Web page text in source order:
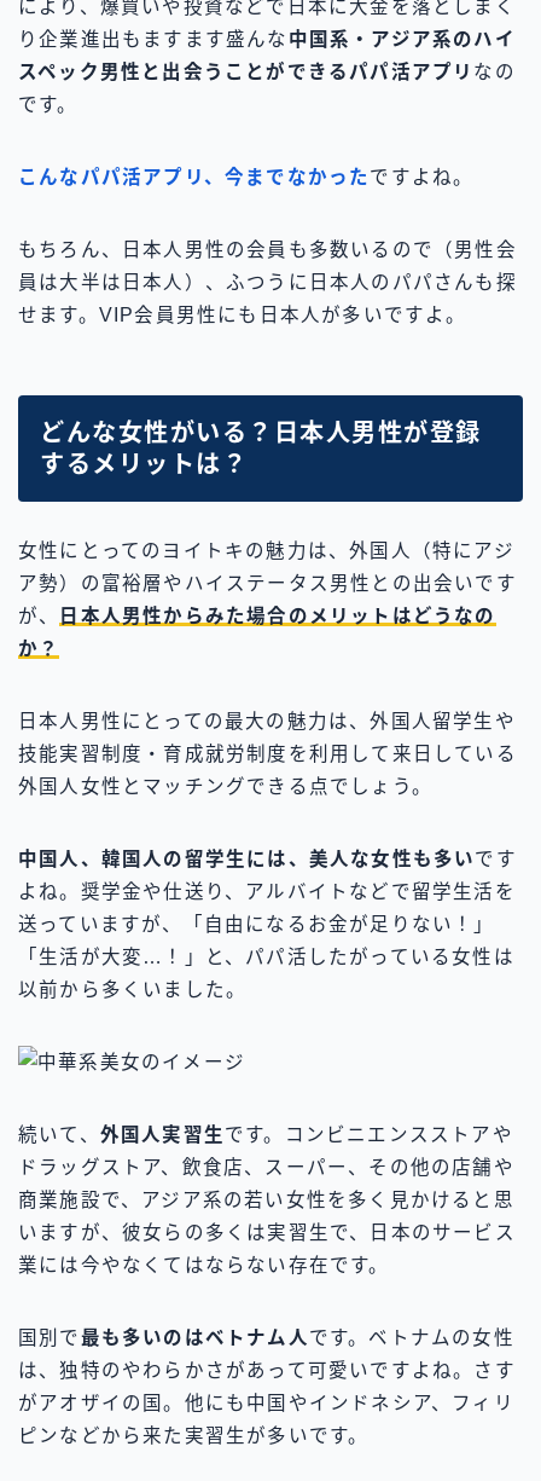
により、爆買いや投資などで日本に大金を落としまく
り企業進出もますます盛んな 中国系・アジア系のハイ
スペック男性と出会うことができるパパ活アプリ なの
です。
こんなパパ活アプリ、今までなかった ですよね。
もちろん、日本人男性の会員も多数いるので（男性会
員は大半は日本人）、ふつうに日本人のパパさんも探
せます。VIP会員男性にも日本人が多いですよ。
どんな女性がいる？日本人男性が登録
するメリットは？
女性にとってのヨイトキの魅力は、外国人（特にアジ
ア勢）の富裕層やハイステータス男性との出会いです
が、
日本人 男性からみた場合のメリットはどうなの
か？
日本人男性にとっての最大の魅力は、外国人留学生や
技能実習制度・育成就労制度を利用して来日している
外国人女性とマッチングできる点でしょう。
中国人、韓国人の留学生には、美人な女性も多いです
よね。奨学金や仕送り、アルバイトなどで留学生活を
送っていますが、「自由になるお金が足りない！」
「生活が大変…！」と、パパ活したがっている女性は
以前から多くいました。
続いて、 外国人実習生 です。コンビニエンスストアや
ドラッグストア、飲食店、スーパー、その他の店舗や
商業施設で、アジア系の若い女性を多く見かけると思
いますが、彼女らの多くは実習生で、日本のサービス
業には今やなくてはならない存在です。
国別で 最も多いのはベトナム人 です。ベトナムの女性
は、独特のやわらかさがあって可愛いですよね。さす
がアオザイの国。他にも中国やインドネシア、フィリ
ピンなどから来た実習生が多いです。